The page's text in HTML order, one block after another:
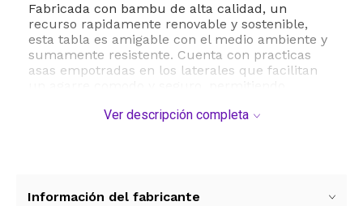
Fabricada con bambu de alta calidad, un
recurso rapidamente renovable y sostenible,
esta tabla es amigable con el medio ambiente y
sumamente resistente. Cuenta con practicas
asas empotradas en los laterales que facilitan
la mesa de tus invitados, incluso cuando esta
Ver descripción completa
Información del fabricante